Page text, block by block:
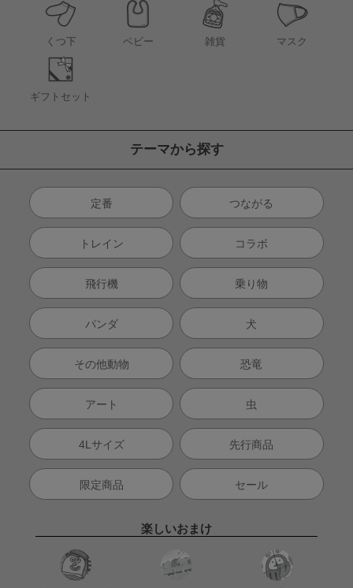
くつ下 ベビー 雑貨 マスク
ギフトセット
テーマから探す
定番 つながる
トレイン コラボ
飛行機 乗り物
パンダ 犬
その他動物 恐竜
アート 虫
4Lサイズ 先行商品
限定商品 セール
楽しいおまけ